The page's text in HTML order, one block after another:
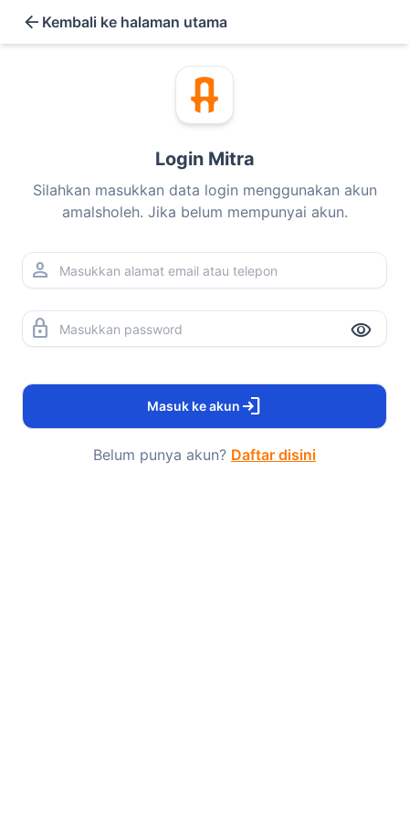
arrow_back Kembali ke halaman utama
Login Mitra
Silahkan masukkan data login menggunakan akun
amalsholeh. Jika belum mempunyai akun.
person
lock visibility
Masuk ke akun login
Belum punya akun? Daftar disini